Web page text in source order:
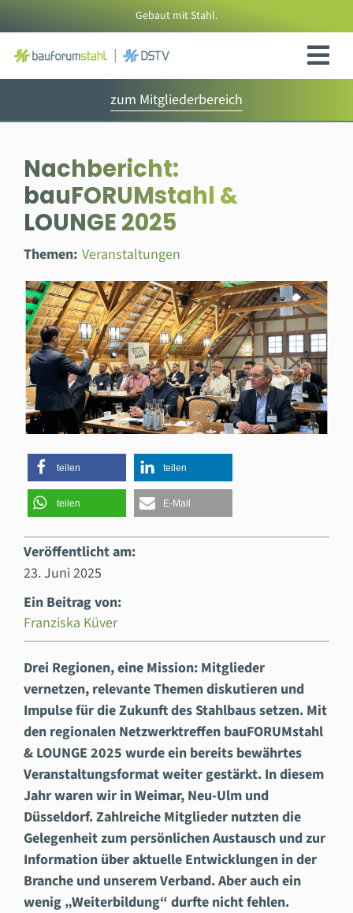
Inhalt
springen
Gebaut mit Stahl.
zum Mitgliederbereich
Nachbericht:
bauFORUMstahl &
LOUNGE 2025
Themen: Veranstaltungen
teilen teilen
teilen E-Mail
Veröffentlicht am:
23. Juni 2025
Ein Beitrag von:
Franziska Küver
Drei Regionen, eine Mission: Mitglieder
vernetzen, relevante Themen diskutieren und
Impulse für die Zukunft des Stahlbaus setzen. Mit
den regionalen Netzwerktreffen bauFORUMstahl
& LOUNGE 2025 wurde ein bereits bewährtes
Veranstaltungsformat weiter gestärkt. In diesem
Jahr waren wir in Weimar, Neu-Ulm und
Düsseldorf. Zahlreiche Mitglieder nutzten die
Gelegenheit zum persönlichen Austausch und zur
Information über aktuelle Entwicklungen in der
Branche und unserem Verband. Aber auch ein
wenig „Weiterbildung“ durfte nicht fehlen.